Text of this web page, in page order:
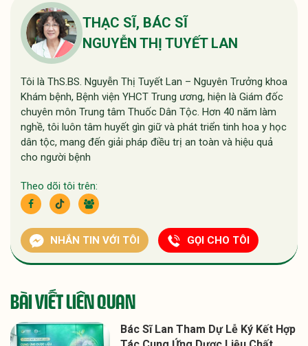
THẠC SĨ, BÁC SĨ
NGUYỄN THỊ TUYẾT LAN
Tôi là ThS.BS. Nguyễn Thị Tuyết Lan – Nguyên Trưởng khoa
Khám bệnh, Bệnh viện YHCT Trung ương, hiện là Giám đốc
chuyên môn Trung tâm Thuốc Dân Tộc. Hơn 40 năm làm
nghề, tôi luôn tâm huyết gìn giữ và phát triển tinh hoa y học
dân tộc, mang đến giải pháp điều trị an toàn và hiệu quả
cho người bệnh
Theo dõi tôi trên:
NHẮN TIN VỚI TÔI GỌI CHO TÔI
BÀI VIẾT LIÊN QUAN
Bác Sĩ Lan Tham Dự Lễ Ký Kết Hợp